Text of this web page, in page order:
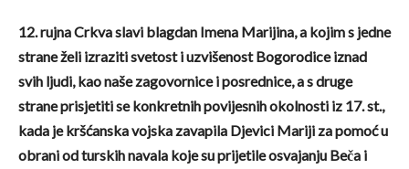
12. rujna Crkva slavi blagdan Imena Marijina, a kojim s jedne
strane želi izraziti svetost i uzvišenost Bogorodice iznad
svih ljudi, kao naše zagovornice i posrednice, a s druge
strane prisjetiti se konkretnih povijesnih okolnosti iz 17. st.,
kada je kršćanska vojska zavapila Djevici Mariji za pomoć u
obrani od turskih navala koje su prijetile osvajanju Beča i